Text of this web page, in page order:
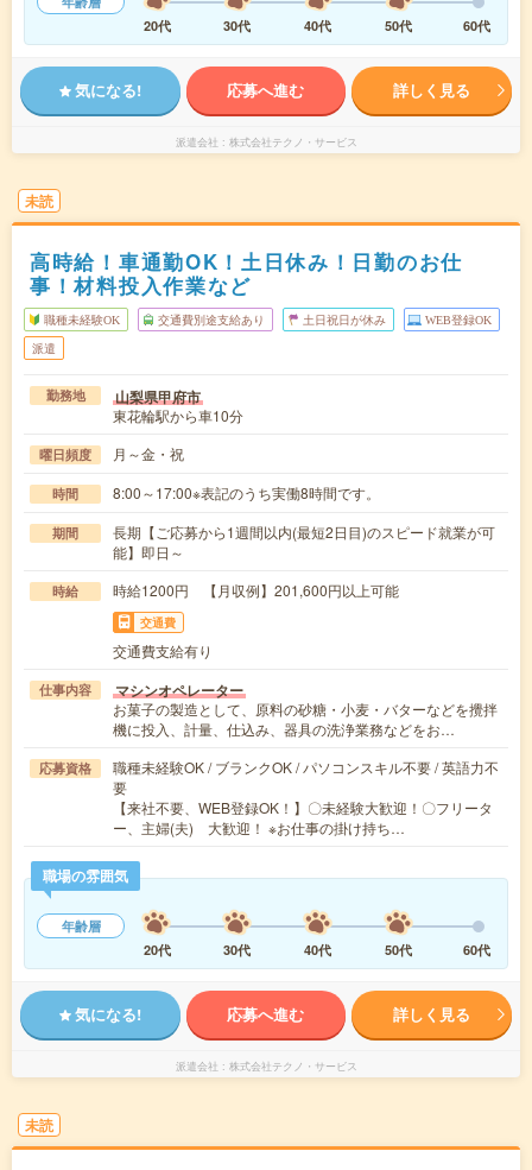
20代
30代 40代 50代 60代
気になる! 応募へ進む 詳しく見る
派遣会社 株式会社テクノ・サービス
未読
高時給！車通勤OK！土日休み！日勤のお仕
事！材料投入作業など
職種未経験OK 交通費別途支給あり 土日祝日が休み WEB登録OK
派遣
勤務地 山梨県甲府市
東花輪駅から車10分
曜日頻度 月～金・祝
時間 8:00～17:00※表記のうち実働8時間です。
期間
長期【ご応募から1週間以内(最短2日目)のスピード就業が可
能】即日～
時給 時給1200円 【月収例】201,600円以上可能
交通費
交通費支給有り
仕事内容 マシンオペレーター
お菓子の製造として、原料の砂糖・小麦・バターなどを攪拌
機に投入、計量、仕込み、器具の洗浄業務などをお…
応募資格
職種未経験OK / ブランクOK / パソコンスキル不要 / 英語力不
要
【来社不要、WEB登録OK！】〇未経験大歓迎！〇フリータ
ー、主婦(夫) 大歓迎！ ※お仕事の掛け持ち…
職場の雰囲気
年齢層
20代
30代 40代 50代 60代
気になる! 応募へ進む 詳しく見る
派遣会社 株式会社テクノ・サービス
未読